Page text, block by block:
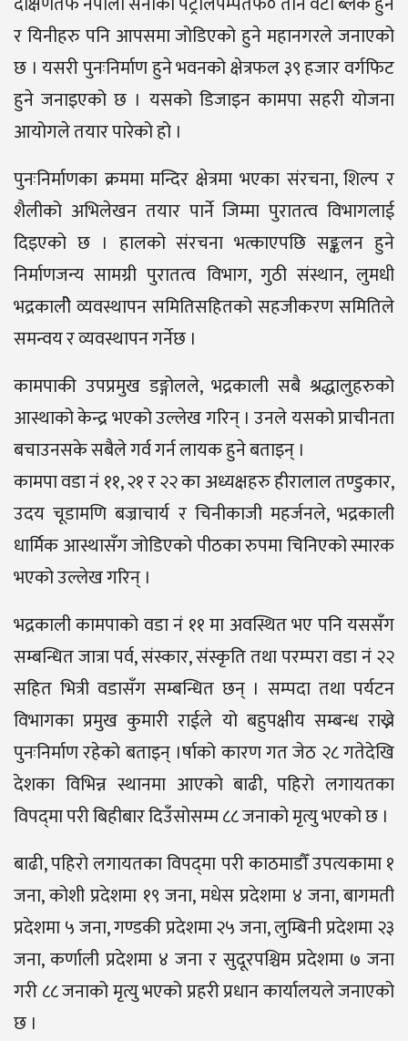
र यिनीहरु पनि आपसमा जोडिएको हुने महानगरले जनाएको
छ । यसरी पुनःनिर्माण हुने भवनको क्षेत्रफल ३९ हजार वर्गफिट
हुने जनाइएको छ । यसको डिजाइन कामपा सहरी योजना
आयोगले तयार पारेको हो ।
पुनःनिर्माणका क्रममा मन्दिर क्षेत्रमा भएका संरचना, शिल्प र
शैलीको अभिलेखन तयार पार्ने जिम्मा पुरातत्व विभागलाई
दिइएको छ । हालको संरचना भत्काएपछि सङ्कलन हुने
निर्माणजन्य सामग्री पुरातत्व विभाग, गुठी संस्थान, लुमधी
भद्रकालीे व्यवस्थापन समितिसहितको सहजीकरण समितिले
समन्वय र व्यवस्थापन गर्नेछ ।
कामपाकी उपप्रमुख डङ्गोलले, भद्रकाली सबै श्रद्धालुहरुको
आस्थाको केन्द्र भएको उल्लेख गरिन् । उनले यसको प्राचीनता
बचाउनसके सबैले गर्व गर्न लायक हुने बताइन् ।
कामपा वडा नं ११, २१ र २२ का अध्यक्षहरु हीरालाल तण्डुकार,
उदय चूडामणि बज्राचार्य र चिनीकाजी महर्जनले, भद्रकाली
धार्मिक आस्थासँग जोडिएको पीठका रुपमा चिनिएको स्मारक
भएको उल्लेख गरिन् ।
भद्रकाली कामपाको वडा नं ११ मा अवस्थित भए पनि यससँग
सम्बन्धित जात्रा पर्व, संस्कार, संस्कृति तथा परम्परा वडा नं २२
सहित भित्री वडासँग सम्बन्धित छन् । सम्पदा तथा पर्यटन
विभागका प्रमुख कुमारी राईले यो बहुपक्षीय सम्बन्ध राख्ने
पुनःनिर्माण रहेको बताइन् ।र्षाको कारण गत जेठ २८ गतेदेखि
देशका विभिन्न स्थानमा आएको बाढी, पहिरो लगायतका
विपद्‍मा परी बिहीबार दिउँसोसम्म ८८ जनाको मृत्यु भएको छ ।
बाढी, पहिरो लगायतका विपद्‍मा परी काठमाडौँ उपत्यकामा १
जना, कोशी प्रदेशमा १९ जना, मधेस प्रदेशमा ४ जना, बागमती
प्रदेशमा ५ जना, गण्डकी प्रदेशमा २५ जना, लुम्बिनी प्रदेशमा २३
जना, कर्णाली प्रदेशमा ४ जना र सुदूरपश्चिम प्रदेशमा ७ जना
गरी ८८ जनाको मृत्यु भएको प्रहरी प्रधान कार्यालयले जनाएको
छ ।